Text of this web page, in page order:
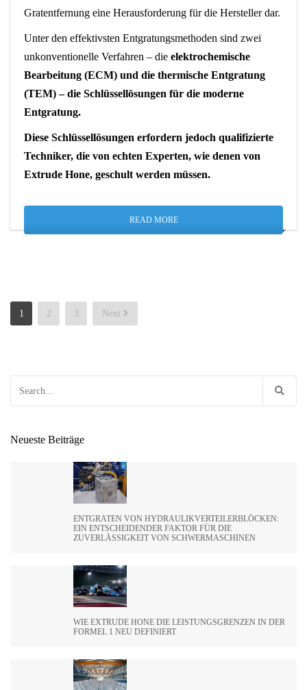
Gratentfernung eine Herausforderung für die Hersteller dar.
Unter den effektivsten Entgratungsmethoden sind zwei
unkonventionelle Verfahren – die elektrochemische
Bearbeitung (ECM) und die thermische Entgratung
(TEM) – die Schlüssellösungen für die moderne
Entgratung.
Diese Schlüssellösungen erfordern jedoch qualifizierte
Techniker, die von echten Experten, wie denen von
Extrude Hone, geschult werden müssen.
READ MORE
Posts
pagination
1 2 3 Next
Neueste Beiträge
ENTGRATEN VON HYDRAULIKVERTEILERBLÖCKEN:
EIN ENTSCHEIDENDER FAKTOR FÜR DIE
ZUVERLÄSSIGKEIT VON SCHWERMASCHINEN
WIE EXTRUDE HONE DIE LEISTUNGSGRENZEN IN DER
FORMEL 1 NEU DEFINIERT